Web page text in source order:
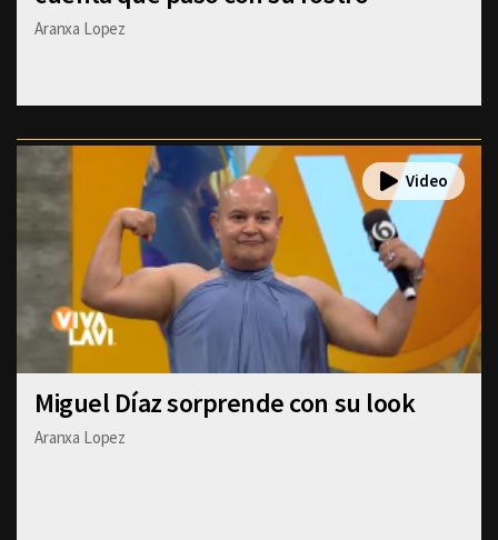
Aranxa Lopez
Miguel Díaz sorprende con su look
Aranxa Lopez